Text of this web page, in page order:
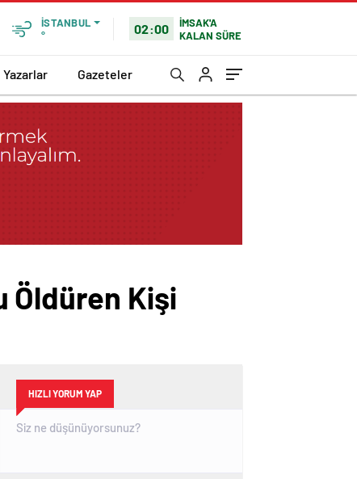
İSTANBUL
°
02:00
İMSAK'A
KALAN SÜRE
Yazarlar Gazeteler
Öldüren Kişi
HIZLI YORUM YAP